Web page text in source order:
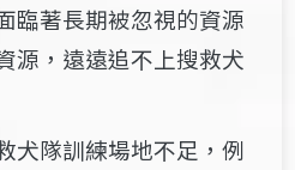
臨著長期被忽視的資源
源，遠遠追不上搜救犬
犬隊訓練場地不足，例